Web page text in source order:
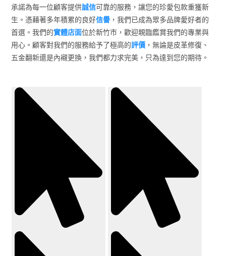
承諾為每一位顧客提供誠信可靠的服務，讓您的珍愛包款重獲新
生。憑藉著多年積累的良好信譽，我們已成為眾多品牌愛好者的
首選。我們的實體店面位於新竹市，歡迎親臨鑑賞我們的專業與
用心。顧客對我們的服務給予了極高的評價 ，無論是皮革修復、
五金翻新還是內襯更換，我們都力求完美，只為達到您的期待。